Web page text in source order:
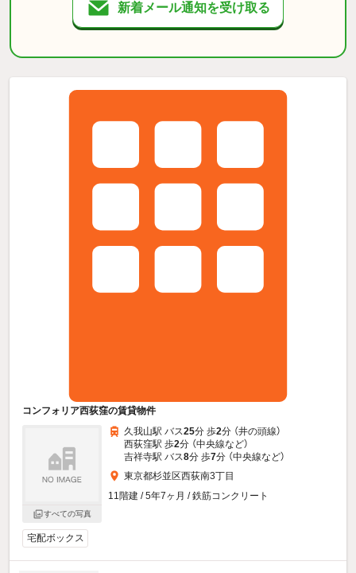
新着メール通知を受け取る
コンフォリア西荻窪の賃貸物件
すべての写真
久我山駅 バス25分 歩2分 （井の頭線）
西荻窪駅 歩2分 （中央線など）
吉祥寺駅 バス8分 歩7分 （中央線など）
東京都杉並区西荻南3丁目
11階建 / 5年7ヶ月 / 鉄筋コンクリート
宅配ボックス